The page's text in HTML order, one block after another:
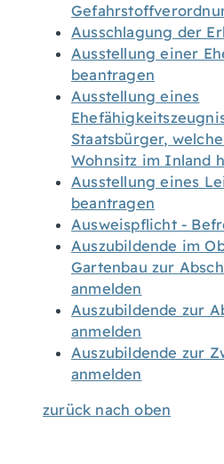
Ausschlagung der
Ausstellung einer
beantragen
Ausstellung eines
Staatsbürger,
Wohnsitz im Inland
Ausstellung eines
beantragen
Ausweispflicht -
Auszubildende im
Gartenbau zur
anmelden
Auszubildende zur
anmelden
Auszubildende zur
anmelden
zurück nach oben